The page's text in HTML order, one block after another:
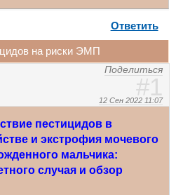
на риски ЭМП
Ответить
Поделиться
1
12 Сен 2022 11:07
пестицидов в
и экстрофия мочевого
мальчика:
случая и обзор